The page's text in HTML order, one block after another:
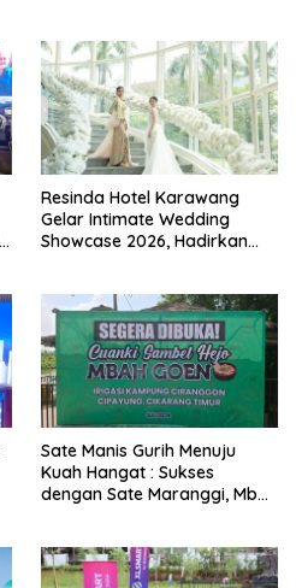
Resinda Hotel Karawang
Gelar Intimate Wedding
Showcase 2026, Hadirkan
Sate Manis Gurih Menuju
Kuah Hangat : Sukses
dengan Sate Maranggi, Mbah
Ekonomi Kreatif